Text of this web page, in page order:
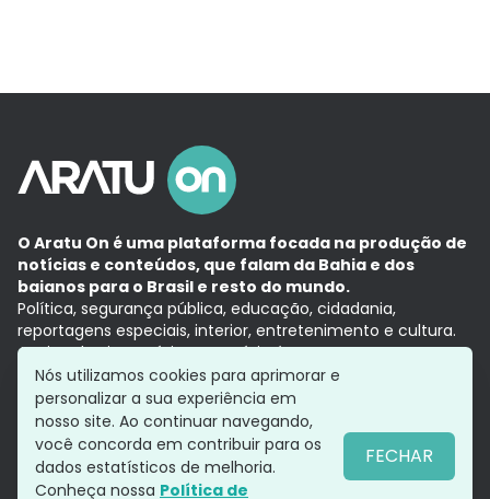
O Aratu On é uma plataforma focada na produção de
notícias e conteúdos, que falam da Bahia e dos
baianos para o Brasil e resto do mundo.
Política, segurança pública, educação, cidadania,
reportagens especiais, interior, entretenimento e cultura.
Aqui, tudo vira notícia e a notícia é no tempo presente,
com a credibilidade do Grupo Aratu.
Grupo Aratu
Política de privacidade
Siga-nos
Nós utilizamos cookies para aprimorar e
personalizar a sua experiência em
nosso site. Ao continuar navegando,
você concorda em contribuir para os
dados estatísticos de melhoria.
Conheça nossa Política de
FECHAR